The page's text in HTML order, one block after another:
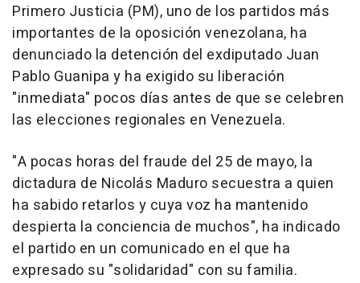
Primero Justicia (PM), uno de los partidos más
importantes de la oposición venezolana, ha
denunciado la detención del exdiputado Juan
Pablo Guanipa y ha exigido su liberación
"inmediata" pocos días antes de que se celebren
las elecciones regionales en Venezuela.
"A pocas horas del fraude del 25 de mayo, la
dictadura de Nicolás Maduro secuestra a quien
ha sabido retarlos y cuya voz ha mantenido
despierta la conciencia de muchos", ha indicado
el partido en un comunicado en el que ha
expresado su "solidaridad" con su familia.